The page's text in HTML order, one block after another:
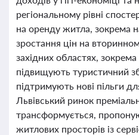
регіональному рівні
на оренду житла, зокрема
зростання цін на
західних областях,
підвищують туристичний
підтримують нові пільги
Львівський ринок
трансформується,
житлових просторів із